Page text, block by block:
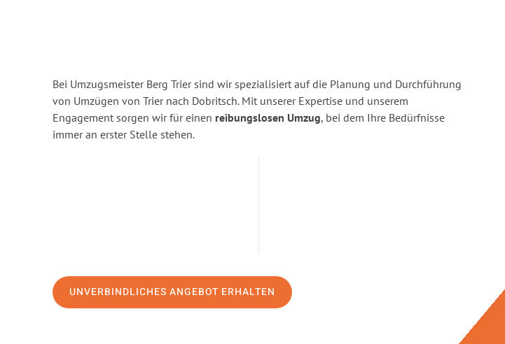
Bei Umzugsmeister Berg Trier sind wir spezialisiert auf die Planung und Durchführung
von Umzügen von Trier nach Dobritsch. Mit unserer Expertise und unserem
Engagement sorgen wir für einen reibungslosen Umzug, bei dem Ihre Bedürfnisse
immer an erster Stelle stehen.
UNVERBINDLICHES ANGEBOT ERHALTEN